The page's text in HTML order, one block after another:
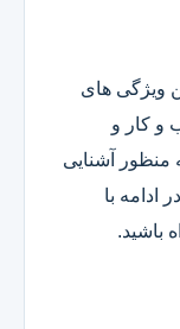
ویژگی های
و کار و
آشنایی
ادامه با
باشید.